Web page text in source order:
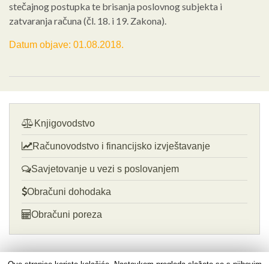
stečajnog postupka te brisanja poslovnog subjekta i
zatvaranja računa (čl. 18. i 19. Zakona).
Datum objave: 01.08.2018.
Knjigovodstvo
Računovodstvo i financijsko izvještavanje
Savjetovanje u vezi s poslovanjem
Obračuni dohodaka
Obračuni poreza